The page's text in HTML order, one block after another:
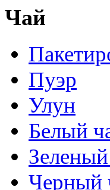
Чай
Пуэр
Улун
Белый
Черный